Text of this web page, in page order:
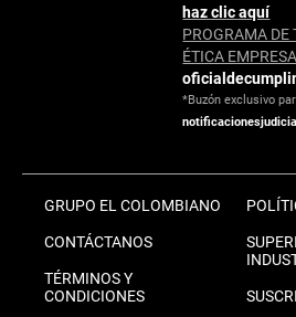
haz clic aquí
PROGRAMA DE
ÉTICA
*Buzón exclusivo
GRUPO EL COLOMBIANO
CONTÁCTANOS
TÉRMINOS Y
CONDICIONES